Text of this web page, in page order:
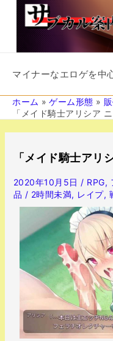
マイナーなエロゲを中
ホーム ゲーム形態
「メイド騎士アリシア
「メイド騎士アリ
2020年10月5日 / RPG,
品 / 2時間未満, レイプ,
稿
ナ
ビ
ゲ
ョ